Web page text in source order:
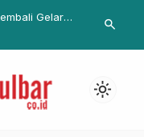
Gelar
Senter KIM
Menyasar
Komunitas
search
light_mode